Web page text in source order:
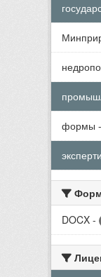
формы -
DOCX -